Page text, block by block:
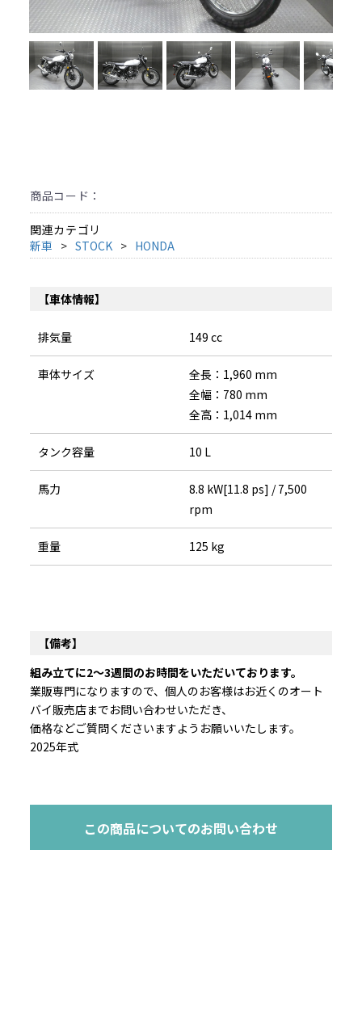
商品コード：
関連カテゴリ
新車
STOCK HONDA
【車体情報】
排気量 149 cc
車体サイズ
全長：1,960 mm
全幅：780 mm
全高：1,014 mm
タンク容量 10 L
馬力
8.8 kW[11.8 ps] / 7,500
rpm
重量 125 kg
【備考】
組み立てに2～3週間のお時間をいただいております。
業販専門になりますので、個人のお客様はお近くのオート
バイ販売店までお問い合わせいただき、
価格などご質問くださいますようお願いいたします。
2025年式
この商品についてのお問い合わせ